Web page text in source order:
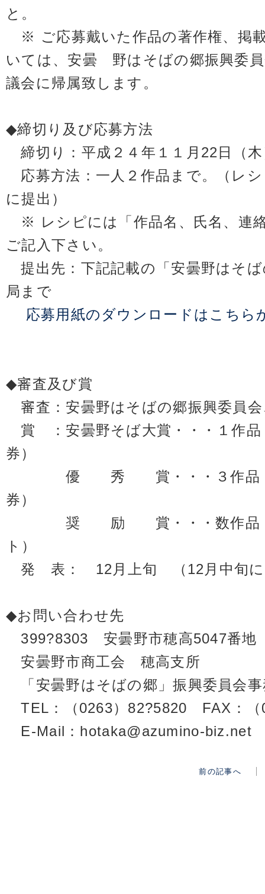
と。
※ ご応募戴いた作品の著作権、掲
いては、安曇 野はそばの郷振興委
議会に帰属致します。
◆締切り及び応募方法
締切り：平成２４年１１月22日（
応募方法：一人２作品まで。（レ
に提出）
※ レシピには「作品名、氏名、連
ご記入下さい。
提出先：下記記載の「安曇野はそ
局まで
応募用紙のダウンロードはこちら
◆審査及び賞
審査：安曇野はそばの郷振興委員
賞 ：安曇野そば大賞・・・１作品
券）
優 秀 賞・・・３作品（￥
券）
奨 励 賞・・・数作品（安
ト）
発 表： 12月上旬 （12月中旬に
◆お問い合わせ先
399?8303 安曇野市穂高5047番
安曇野市商工会 穂高支所
「安曇野はそばの郷」振興委員会
TEL：（0263）82?5820 FAX：（
E-Mail：hotaka@azumino-biz.net
前の記事へ